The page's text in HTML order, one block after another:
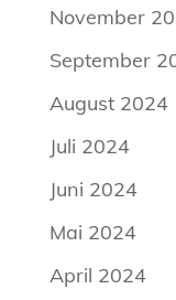
November
September
August 2024
Juli 2024
Juni 2024
Mai 2024
April 2024